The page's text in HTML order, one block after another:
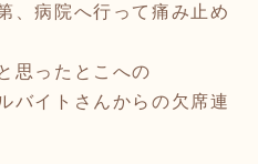
、病院へ行って痛み止め
思ったとこへの
バイトさんからの欠席連